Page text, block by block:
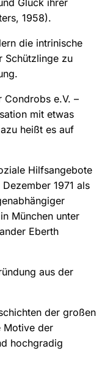
1958).
die intrinische
Schützlinge zu
Condrobs e.V. –
mit etwas
heißt es auf
Hilfsangebote
1971 als
München unter
Eberth
aus der
der großen
Motive der
hochgradig